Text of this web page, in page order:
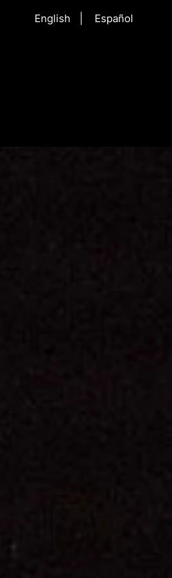
English Español